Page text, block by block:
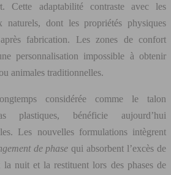
Cette adaptabilité contraste avec les
naturels, dont les propriétés physiques
fabrication. Les zones de confort
personnalisation impossible à obtenir
animales traditionnelles.
considérée comme le talon
plastiques, bénéficie aujourd’hui
Les nouvelles formulations intègrent
de phasequi absorbent l’excès de
la nuit et la restituent lors des phases de